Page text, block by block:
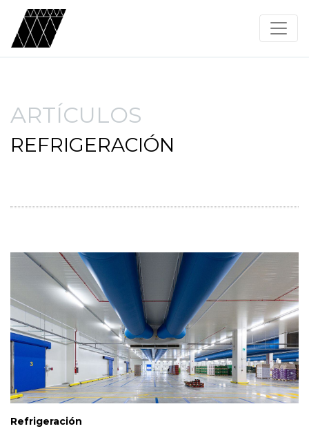
ARTÍCULOS
REFRIGERACIÓN
Refrigeración